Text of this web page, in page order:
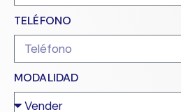
TELÉFONO
MODALIDAD